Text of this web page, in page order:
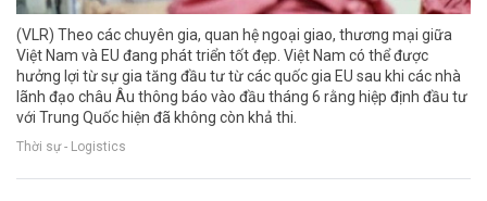
(VLR) Theo các chuyên gia, quan hệ ngoại giao, thương mại giữa
Việt Nam và EU đang phát triển tốt đẹp. Việt Nam có thể được
hưởng lợi từ sự gia tăng đầu tư từ các quốc gia EU sau khi các nhà
lãnh đạo châu Âu thông báo vào đầu tháng 6 rằng hiệp định đầu tư
với Trung Quốc hiện đã không còn khả thi.
Thời sự - Logistics